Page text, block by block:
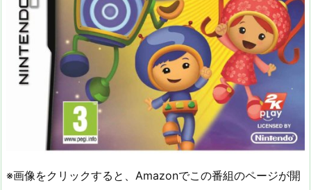
※画像をクリックすると、Amazonでこの番組のページが開